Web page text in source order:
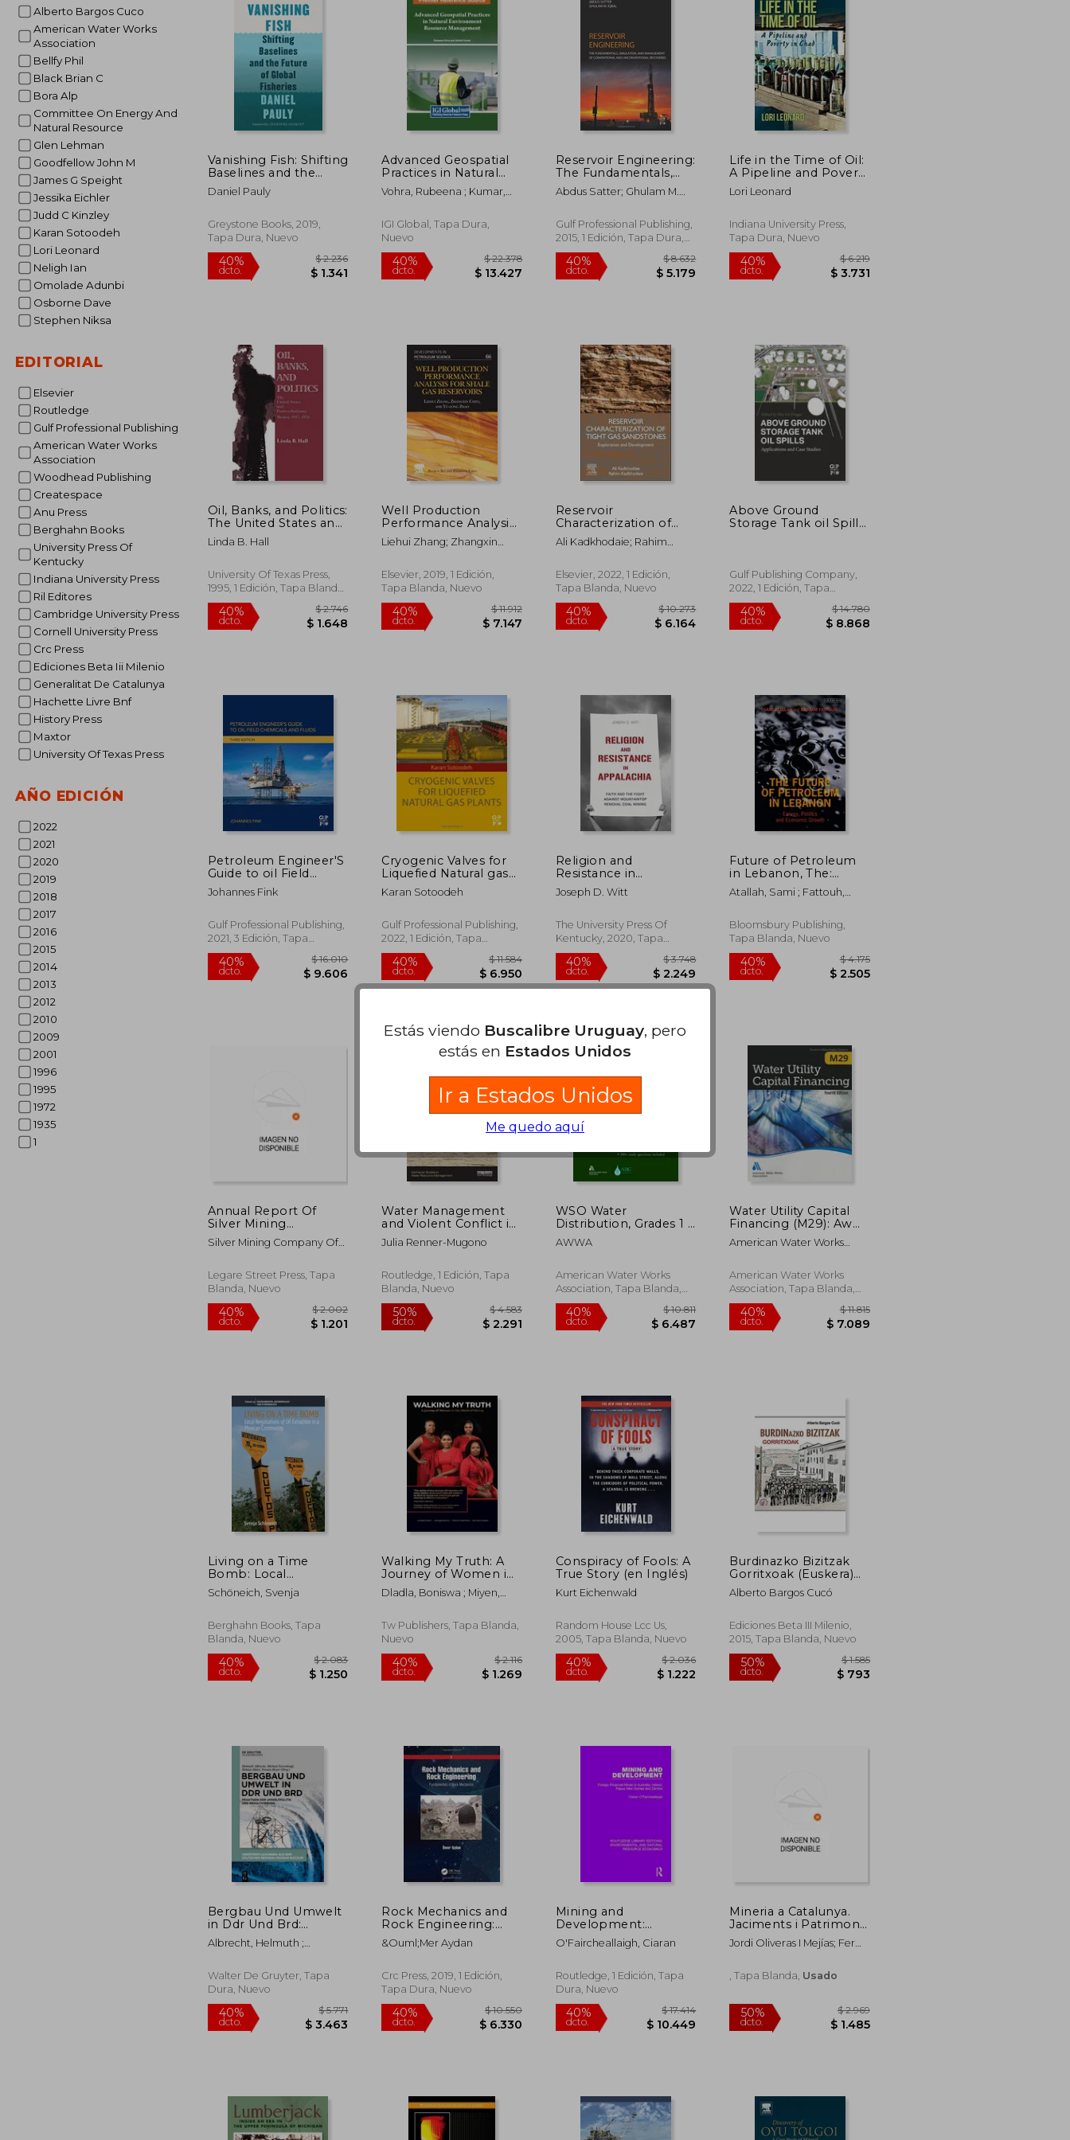
Alberto Bargos Cuco
American Water Works
Association
Bellfy Phil
Black Brian C
Bora Alp
Committee On Energy And
Natural Resource
Glen Lehman
Goodfellow John M
James G Speight
Jessika Eichler
Judd C Kinzley
Karan Sotoodeh
Lori Leonard
Neligh Ian
Omolade Adunbi
Osborne Dave
Stephen Niksa
EDITORIAL
Elsevier
Routledge
Gulf Professional Publishing
American Water Works
Association
Woodhead Publishing
Createspace
Anu Press
Berghahn Books
University Press Of
Kentucky
Indiana University Press
Ril Editores
Cambridge University Press
Cornell University Press
Crc Press
Ediciones Beta Iii Milenio
Generalitat De Catalunya
Hachette Livre Bnf
History Press
Maxtor
University Of Texas Press
AÑO EDICIÓN
2022
2021
2020
2019
2018
2017
2016
2015
2014
2013
2012
2010
2009
2001
1996
1995
1972
1935
1
Vanishing Fish: Shifting
Baselines and the
Future of Global
Fisheries (en Inglés)
Daniel Pauly
Greystone Books, 2019,
Tapa Dura, Nuevo
40%
dcto.
Advanced Geospatial
Practices in Natural
Environment
Resource
Inglés)
Vohra, Rubeena ; Kumar,
IGI Global, Tapa Dura,
Nuevo
40%
dcto.
Reservoir Engineering:
The Fundamentals,
Simulation, and
Management of
Unconventional
Recoveries (en Inglés)
Abdus Satter; Ghulam M.
Gulf Professional Publishing,
2015, 1 Edición, Tapa Dura,
Nuevo
40%
dcto.
$ 8.632
$ 5.179
Life in the Time of Oil:
A Pipeline and Poverty
in Chad
Lori Leonard
Indiana University Press,
Tapa Dura, Nuevo
40%
dcto.
Oil, Banks, and Politics:
The United States and
Postrevolutionary
Mexico, 1917–1924 (en
Linda B. Hall
University Of Texas Press,
1995, 1 Edición, Tapa Blanda,
Nuevo
40%
dcto.
Well Production
Performance Analysis
for Shale gas
Reservoirs, Volume 66
Petroleum Science)
(en Inglés)
Liehui Zhang; Zhangxin
Elsevier, 2019, 1 Edición,
Tapa Blanda, Nuevo
40%
dcto.
Reservoir
Characterization of
Tight gas Sandstones:
Exploration and
Inglés)
Ali Kadkhodaie; Rahim
Elsevier, 2022, 1 Edición,
Tapa Blanda, Nuevo
40% $ 10.273
$ 6.164
Above Ground
Storage Tank oil Spills:
Gulf Publishing Company,
2022, 1 Edición, Tapa
Blanda, Nuevo
40%
dcto.
Petroleum Engineer'S
Guide to oil Field
Chemicals and Fluids
(en Inglés)
Johannes Fink
Gulf Professional Publishing,
2021, 3 Edición, Tapa
Blanda, Nuevo
40%
$ 9.606
Cryogenic Valves for
Liquefied Natural gas
Plants (en Inglés)
Karan Sotoodeh
Gulf Professional Publishing,
2022, 1 Edición, Tapa
Blanda, Nuevo
dcto. $ 6.950
Religion and
Resistance in
Appalachia: Faith and
the Fight Against
Coal Mining (Place
Matters: New
Appalachian Studies)
(en Inglés)
Joseph D. Witt
The University Press Of
Kentucky, 2020, Tapa
Blanda, Nuevo
dcto.
$ 3.748
$ 2.249
Future of Petroleum
in Lebanon, The:
Energy, Politics and
Economic Growth (en
Atallah, Sami ; Fattouh,
Bloomsbury Publishing,
Tapa Blanda, Nuevo
40%
dcto.
Annual Report Of
Silver Mining
Company Of Silver
Islet (en Inglés)
Silver Mining Company Of
Legare Street Press, Tapa
Blanda, Nuevo
40%
Water Management
and Violent Conflict in
East Africa (Earthscan
Studies in Water
Management) (en
Inglés)
Julia Renner-Mugono
Routledge, 1 Edición, Tapa
Blanda, Nuevo
50%
WSO Water
Distribution, Grades 1 &
2 (Awwa Water
System Operations)
AWWA
American Water Works
Association, Tapa Blanda,
Nuevo
40% $ 10.811
Water Utility Capital
Financing (M29): Awwa
Manual of Practice (en
Inglés)
American Water Works
American Water Works
Association, Tapa Blanda,
Nuevo
40%
Living on a Time
Bomb: Local
Negotiations of Oil
Extraction in a
(en Inglés)
Schöneich, Svenja
Berghahn Books, Tapa
Blanda, Nuevo
40%
dcto.
$ 2.083
$ 1.250
Walking My Truth: A
Journey of Women in
the World of Mining
(en Inglés)
Dladla, Boniswa ; Miyen,
Tw Publishers, Tapa Blanda,
Nuevo
40%
dcto.
$ 2.116
$ 1.269
Conspiracy of Fools: A
True Story (en Inglés)
Kurt Eichenwald
Random House Lcc Us,
2005, Tapa Blanda, Nuevo
40%
dcto.
$ 2.036
$ 1.222
Burdinazko Bizitzak
Gorritxoak (Euskera)
(en Euskera)
Alberto Bargos Cucó
Ediciones Beta III Milenio,
2015, Tapa Blanda, Nuevo
50%
dcto.
Bergbau Und Umwelt
in Ddr Und Brd:
Praktiken Der
Umweltpolitik Und
Alemán)
Albrecht, Helmuth ;
Helmut
Walter De Gruyter, Tapa
Dura, Nuevo
Rock Mechanics and
Rock Engineering:
Volume 1:
Fundamentals of Rock
&Ouml;Mer Aydan
Crc Press, 2019, 1 Edición,
Tapa Dura, Nuevo
Mining and
Development:
Foreign-Financed
Mines in Australia,
Guinea and Zambia
(en Inglés)
O'Faircheallaigh, Ciaran
Routledge, 1 Edición, Tapa
Dura, Nuevo
Mineria a Catalunya.
Jaciments i Patrimoni
Miner. Itinerari 1: El
Berguedà
Jordi Oliveras I Mejías; Fermí
, Tapa Blanda, Usado
Estás viendo Buscalibre Uruguay, pero
estás en Estados Unidos
Ir a Estados Unidos
Me quedo aquí